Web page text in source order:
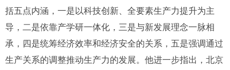
括五点内涵，一是以科技创新、全要素生产力提升为主
导，二是依靠产学研一体化，三是与新发展理念一脉相
承，四是统筹经济效率和经济安全的关系，五是强调通过
生产关系的调整推动生产力的发展。他进一步指出，北京